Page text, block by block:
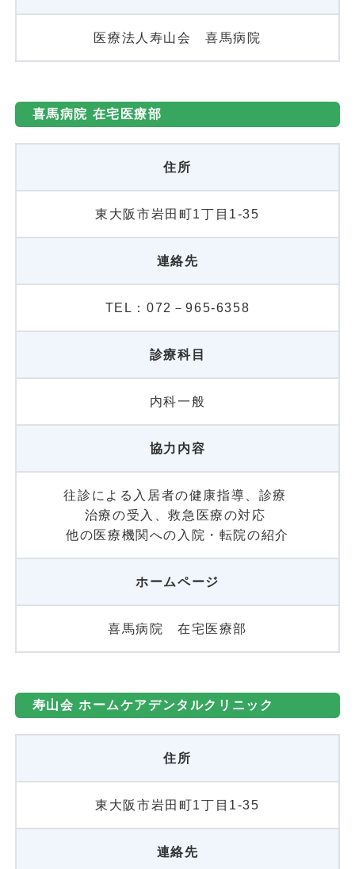
医療法人寿山会 喜馬病院
喜馬病院 在宅医療部
住所
東大阪市岩田町1丁目1-35
連絡先
TEL：072－965-6358
診療科目
内科一般
協力内容
往診による入居者の健康指導、診療
治療の受入、救急医療の対応
他の医療機関への入院・転院の紹介
ホームページ
喜馬病院 在宅医療部
寿山会 ホームケアデンタルクリニック
住所
東大阪市岩田町1丁目1-35
連絡先